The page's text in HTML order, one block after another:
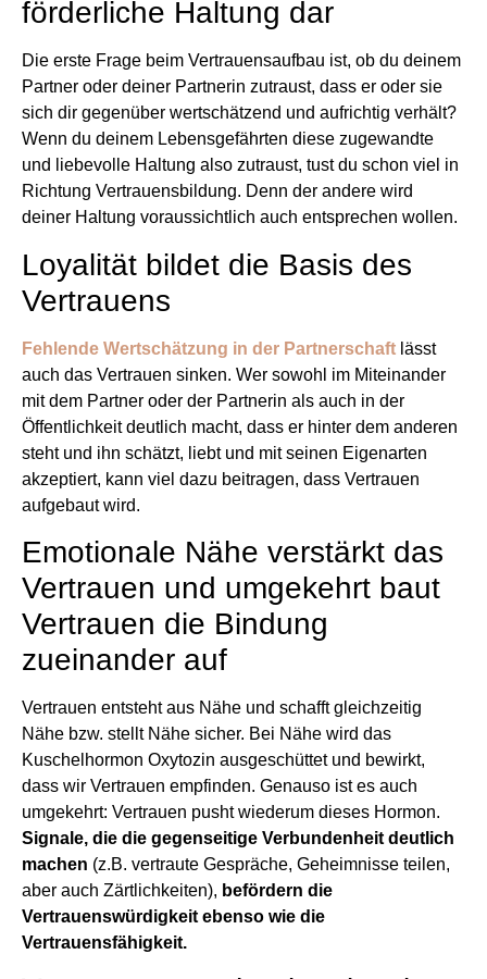
förderliche Haltung dar
Die erste Frage beim Vertrauensaufbau ist, ob du deinem
Partner oder deiner Partnerin zutraust, dass er oder sie
sich dir gegenüber wertschätzend und aufrichtig verhält?
Wenn du deinem Lebensgefährten diese zugewandte
und liebevolle Haltung also zutraust, tust du schon viel in
Richtung Vertrauensbildung. Denn der andere wird
deiner Haltung voraussichtlich auch entsprechen wollen.
Loyalität bildet die Basis des
Vertrauens
Fehlende Wertschätzung in der Partnerschaft lässt
auch das Vertrauen sinken. Wer sowohl im Miteinander
mit dem Partner oder der Partnerin als auch in der
Öffentlichkeit deutlich macht, dass er hinter dem anderen
steht und ihn schätzt, liebt und mit seinen Eigenarten
akzeptiert, kann viel dazu beitragen, dass Vertrauen
aufgebaut wird.
Emotionale Nähe verstärkt das
Vertrauen und umgekehrt baut
Vertrauen die Bindung
zueinander auf
Vertrauen entsteht aus Nähe und schafft gleichzeitig
Nähe bzw. stellt Nähe sicher. Bei Nähe wird das
Kuschelhormon Oxytozin ausgeschüttet und bewirkt,
dass wir Vertrauen empfinden. Genauso ist es auch
umgekehrt: Vertrauen pusht wiederum dieses Hormon.
Signale, die die gegenseitige Verbundenheit deutlich
machen (z.B. vertraute Gespräche, Geheimnisse teilen,
aber auch Zärtlichkeiten), befördern die
Vertrauenswürdigkeit ebenso wie die
Vertrauensfähigkeit.